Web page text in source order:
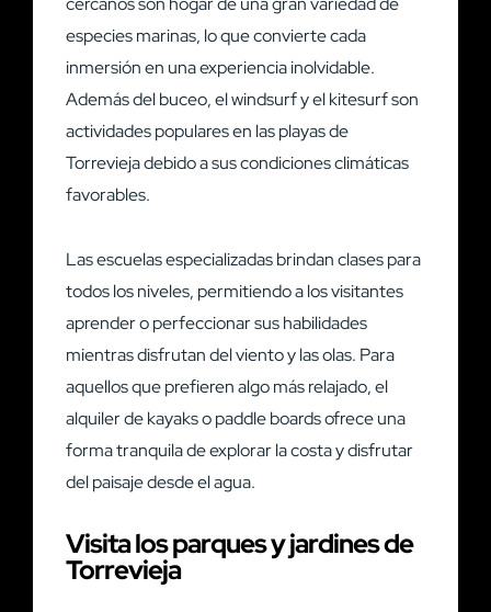
especies marinas, lo que convierte cada
inmersión en una experiencia inolvidable.
Además del buceo, el windsurf y el kitesurf son
actividades populares en las playas de
Torrevieja debido a sus condiciones climáticas
favorables.
Las escuelas especializadas brindan clases para
todos los niveles, permitiendo a los visitantes
aprender o perfeccionar sus habilidades
mientras disfrutan del viento y las olas. Para
aquellos que prefieren algo más relajado, el
alquiler de kayaks o paddle boards ofrece una
forma tranquila de explorar la costa y disfrutar
del paisaje desde el agua.
Visita los parques y jardines de
Torrevieja